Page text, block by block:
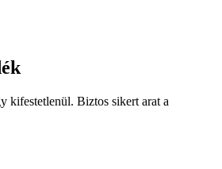
kifestetlenül. Biztos sikert arat a